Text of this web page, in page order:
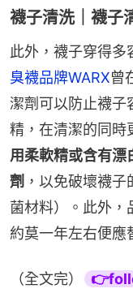
襪子清洗｜襪子
此外，襪子穿得多
臭襪品牌WARX曾
潔劑可以防止襪子
精，在清潔的同時
用柔軟精或含有漂
劑 ，以免破壞襪
菌材料）。此外，
約莫一年左右便應
（全文完）